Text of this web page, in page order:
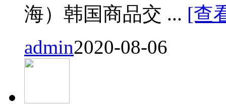
海）韩国商品交 ... [查
admin2020-08-06